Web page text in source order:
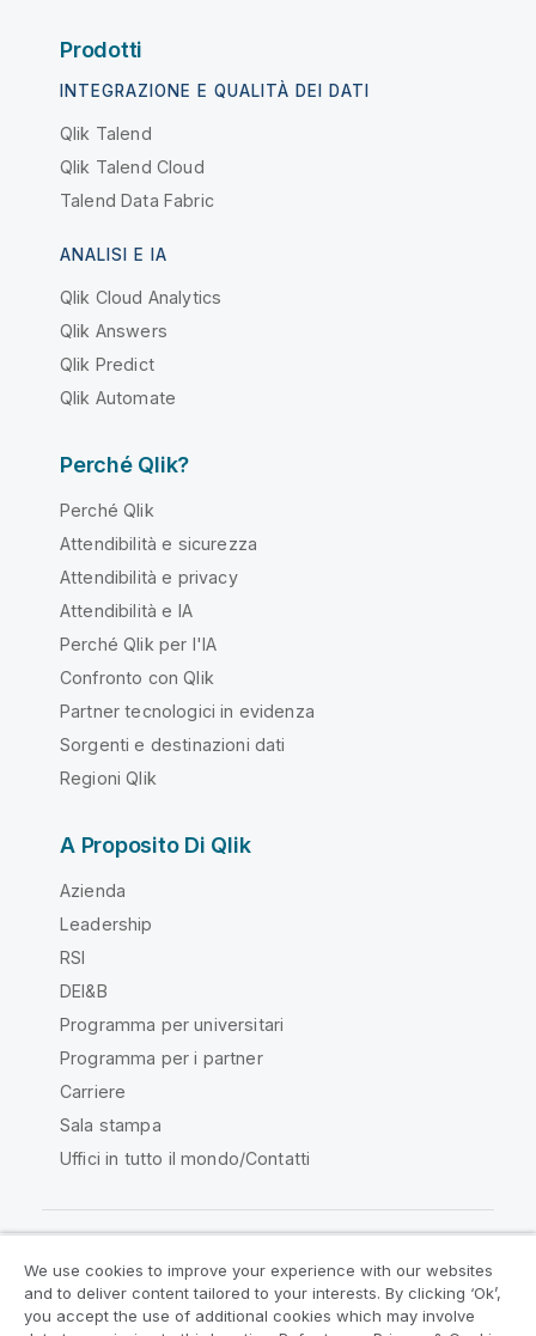
Prodotti
INTEGRAZIONE E QUALITÀ DEI DATI
Qlik Talend
Qlik Talend Cloud
Talend Data Fabric
ANALISI E IA
Qlik Cloud Analytics
Qlik Answers
Qlik Predict
Qlik Automate
Perché Qlik?
Perché Qlik
Attendibilità e sicurezza
Attendibilità e privacy
Attendibilità e IA
Perché Qlik per l'IA
Confronto con Qlik
Partner tecnologici in evidenza
Sorgenti e destinazioni dati
Regioni Qlik
A Proposito Di Qlik
Azienda
Leadership
RSI
DEI&B
Programma per universitari
Programma per i partner
Carriere
Sala stampa
Uffici in tutto il mondo/Contatti
Qlik Community
We use cookies to improve your experience with our websites
and to deliver content tailored to your interests. By clicking ‘Ok’,
you accept the use of additional cookies which may involve